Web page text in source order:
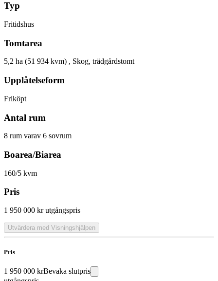
Typ
Fritidshus
Tomtarea
5,2 ha (51 934 kvm) , Skog, trädgårdstomt
Upplåtelseform
Friköpt
Antal rum
8 rum varav 6 sovrum
Boarea/Biarea
160/5 kvm
Pris
1 950 000 kr utgångspris
Utvärdera med Visningshjälpen
Pris
1 950 000 krBevaka slutpris